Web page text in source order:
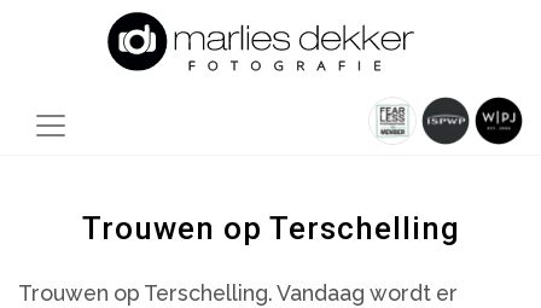
Trouwen op Terschelling
Trouwen op Terschelling. Vandaag wordt er